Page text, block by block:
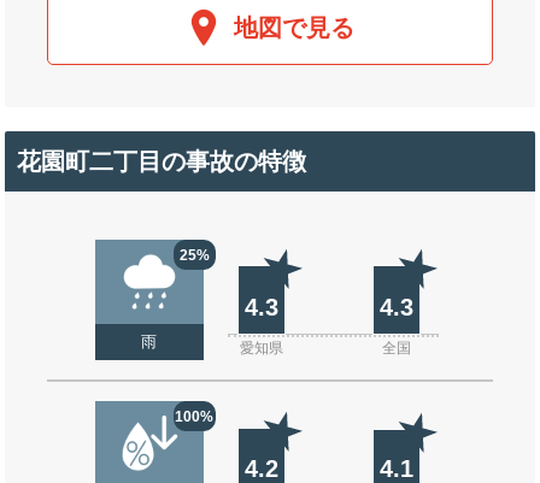
地図で見る
花園町二丁目の事故の特徴
25%
雨
4.3 4.3
愛知県 全国
100%
4.2 4.1